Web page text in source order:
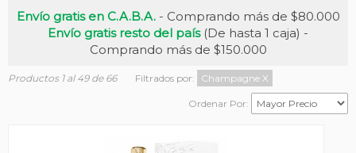
Envío gratis en C.A.B.A.- Comprando más de $80.000
Envío gratis resto del país(De hasta 1 caja) -
Comprando más de $150.000
Productos 1 al 49 de 66 Filtrados por: Champagne X
Ordenar Por: